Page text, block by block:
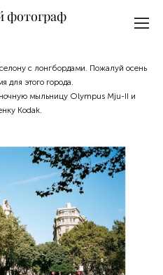
фотограф
с лонгбордами. Пожалуй осень
для этого города.
мыльницу Olympus Mju-II и
Kodak.